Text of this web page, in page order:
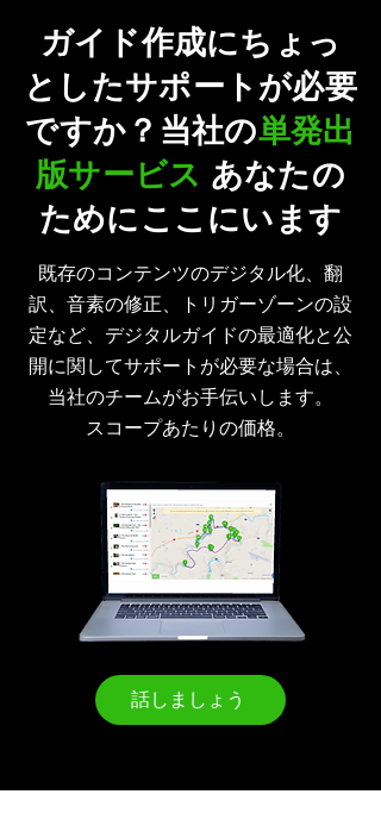
ガイド作成にちょっ
としたサポートが必要
ですか？当社の単発出
版サービス あなたの
ためにここにいます
既存のコンテンツのデジタル化、翻
訳、音素の修正、トリガーゾーンの設
定など、デジタルガイドの最適化と公
開に関してサポートが必要な場合は、
当社のチームがお手伝いします。
スコープあたりの価格。
話しましょう